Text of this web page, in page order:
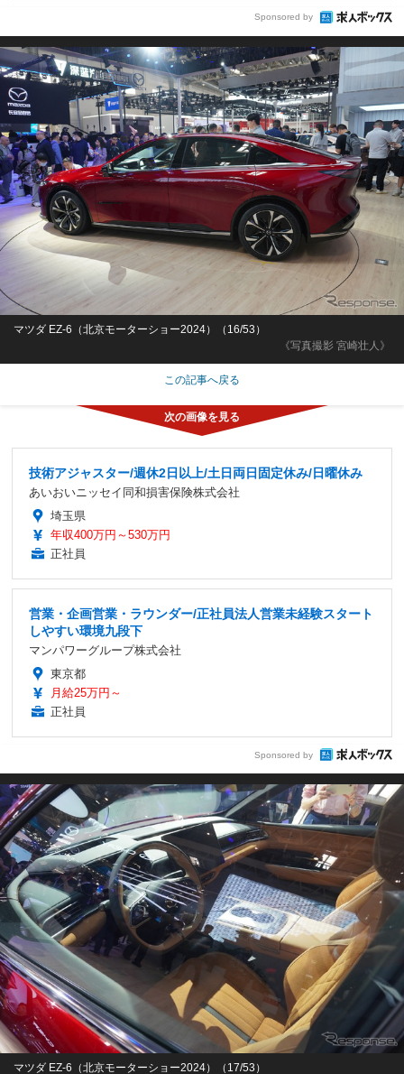
Sponsored by
《写真撮影 宮崎壮人》
マツダ EZ-6（北京モーターショー2024）（16/53）
この記事へ戻る
技術アジャスター/週休2日以上/土日両日固定休み/日曜休み
あいおいニッセイ同和損害保険株式会社
埼玉県
年収400万円～530万円
正社員
営業・企画営業・ラウンダー/正社員法人営業未経験スタート
しやすい環境九段下
マンパワーグループ株式会社
東京都
月給25万円～
正社員
Sponsored by
マツダ EZ-6（北京モーターショー2024）（17/53）